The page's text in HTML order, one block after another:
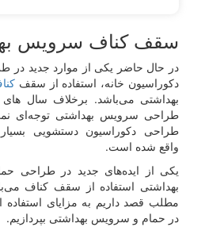
سقف کناف سرویس
در حال حاضر یکی از موارد جدید در
دکوراسیون خانه، استفاده از سقف
بهداشتی می‌باشد. برخلاف سال
طراحی سرویس بهداشتی توجه‌ای
طراحی دکوراسیون دستشویی
واقع شده است.
یکی از ایده‌های جدید در طراحی
بهداشتی استفاده از سقف کناف
مطلب قصد داریم به مزایای استفاده
در حمام و سرویس بهداشتی بپردازیم.